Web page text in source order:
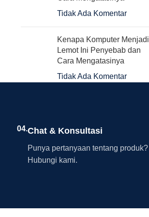
Tidak Ada Komentar
Kenapa Komputer Menjadi
Lemot Ini Penyebab dan
Cara Mengatasinya
Tidak Ada Komentar
04.Chat & Konsultasi
Punya pertanyaan tentang produk?
Hubungi kami.